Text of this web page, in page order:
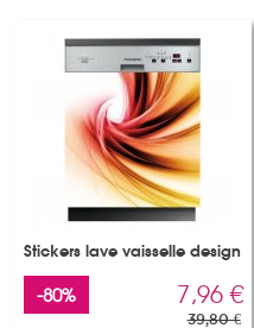
Stickers lave vaisselle design
-80% 7,96 €
39,80 €